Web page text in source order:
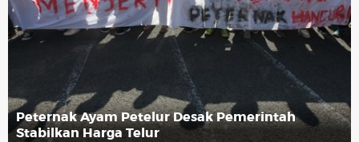
Peternak Ayam Petelur Desak Pemerintah
Stabilkan Harga Telur